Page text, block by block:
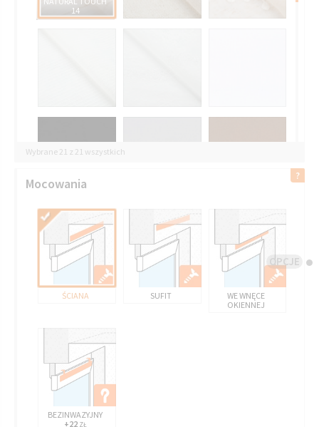
OPCJE
14
Wybrane 21 z 21 wszystkich
Mocowania
ŚCIANA SUFIT
WE WNĘCE
OKIENNEJ
BEZINWAZYJNY
+22ZŁ